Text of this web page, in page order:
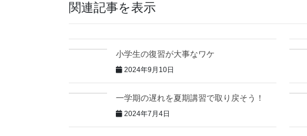
関連記事を表示
小学生の復習が大事なワケ
2024年9月10日
一学期の遅れを夏期講習で取り戻そう！
2024年7月4日